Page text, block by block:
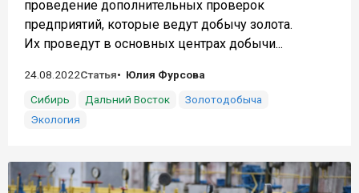
проведение дополнительных проверок
предприятий, которые ведут добычу золота.
Их проведут в основных центрах добычи...
24.08.2022Статья
Юлия Фурсова
Сибирь
Дальний Восток
Золотодобыча
Экология